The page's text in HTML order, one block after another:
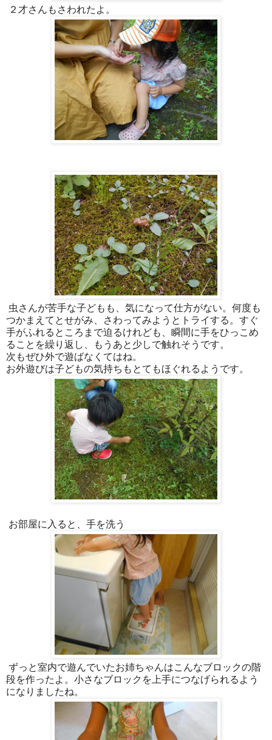
２才さんもさわれたよ。
虫さんが苦手な子どもも、気になって仕方がない。何度も
つかまえてとせがみ、さわってみようとトライする。すぐ
手がふれるところまで迫るけれども、瞬間に手をひっこめ
ることを繰り返し、もうあと少しで触れそうです。
次もぜひ外で遊ばなくてはね。
お外遊びは子どもの気持ちもとてもほぐれるようです。
お部屋に入ると、手を洗う
ずっと室内で遊んでいたお姉ちゃんはこんなブロックの階
段を作ったよ。小さなブロックを上手につなげられるよう
になりましたね。